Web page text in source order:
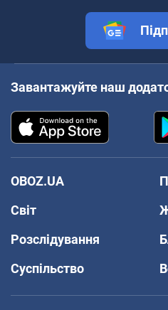
Завантажуйте наш
OBOZ.UA
Світ
Розслідування
Суспільство